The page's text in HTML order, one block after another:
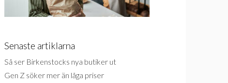
Senaste artiklarna
Så ser Birkenstocks nya butiker ut
Gen Z söker mer än låga priser